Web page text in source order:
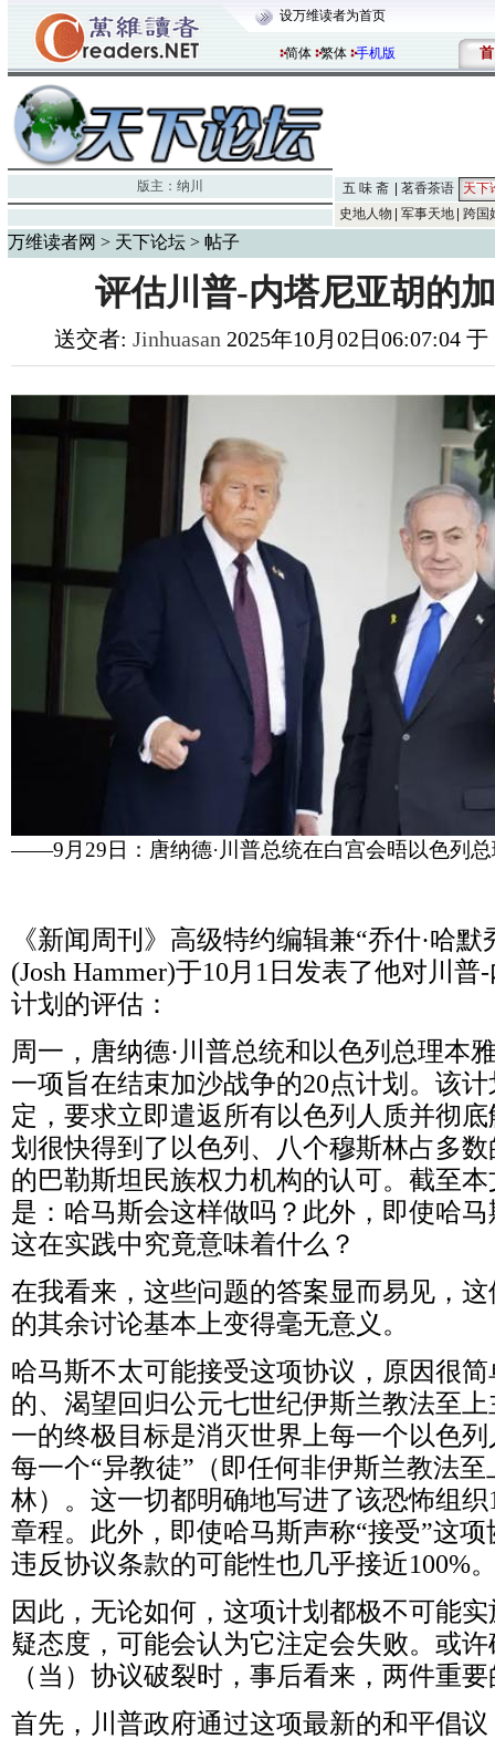
设万维读者为首页
简体 繁体 手机版 首
版主： 纳川 五 味 斋 茗香茶语
天下
史地人物
军事天地 跨国
万维读者网 > 天下论坛 > 帖子
评估川普-内塔尼亚胡的
送交者: Jinhuasan 2025年10月02日06:07:04
——9 月 29 日：唐纳德·川普总统在白宫会晤以色列
《新闻周刊》高级特约编辑兼“乔什·哈
(Josh Hammer)于10 月 1 日发表了他对川普-
计划的评估：
周一，唐纳德·川普总统和以色列总理本
一项旨在结束加沙战争的20点计划。该
定，要求立即遣返所有以色列人质并彻
划很快得到了以色列、八个穆斯林占多
的巴勒斯坦民族权力机构的认可。截至
是：哈马斯会这样做吗？此外，即使哈
这在实践中究竟意味着什么？
在我看来，这些问题的答案显而易见，
的其余讨论基本上变得毫无意义。
哈马斯不太可能接受这项协议，原因很
的、渴望回归公元七世纪伊斯兰教法至
一的终极目标是消灭世界上每一个以色
每一个“异教徒”（即任何非伊斯兰教法
林）。这一切都明确地写进了该恐怖组织
章程。此外，即使哈马斯声称“接受”这
违反协议条款的可能性也几乎接近100%
因此，无论如何，这项计划都极不可能
疑态度，可能会认为它注定会失败。或
（当）协议破裂时，事后看来，两件重
首先，川普政府通过这项最新的和平倡